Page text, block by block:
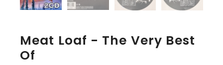
Meat Loaf - The Very Best
Of